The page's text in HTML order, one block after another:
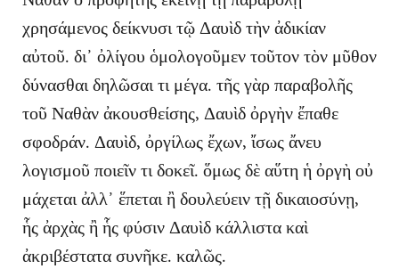
χρησάμενος δείκνυσι τῷ Δαυὶδ τὴν ἀδικίαν
αὐτοῦ. δι᾽ ὀλίγου ὁμολογοῦμεν τοῦτον τὸν μῦθον
δύνασθαι δηλῶσαι τι μέγα. τῆς γὰρ παραβολῆς
τοῦ Ναθὰν ἀκουσθείσης, Δαυὶδ ὀργὴν ἔπαθε
σφοδράν. Δαυὶδ, ὀργίλως ἔχων, ἴσως ἄνευ
λογισμοῦ ποιεῖν τι δοκεῖ. ὅμως δὲ αὕτη ἡ ὀργὴ οὐ
μάχεται ἀλλ᾽ ἕπεται ἢ δουλεύειν τῇ δικαιοσύνῃ,
ἧς ἀρχὰς ἢ ἧς φύσιν Δαυὶδ κάλλιστα καὶ
ἀκριβέστατα συνῆκε. καλῶς.